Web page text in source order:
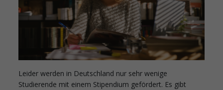
Leider werden in Deutschland nur sehr wenige
Studierende mit einem Stipendium gefördert. Es gibt